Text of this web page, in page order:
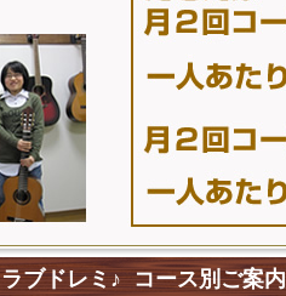
ブドレミ♪ コース別ご案内